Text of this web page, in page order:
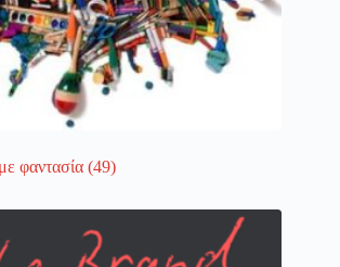
φαντασία (49)